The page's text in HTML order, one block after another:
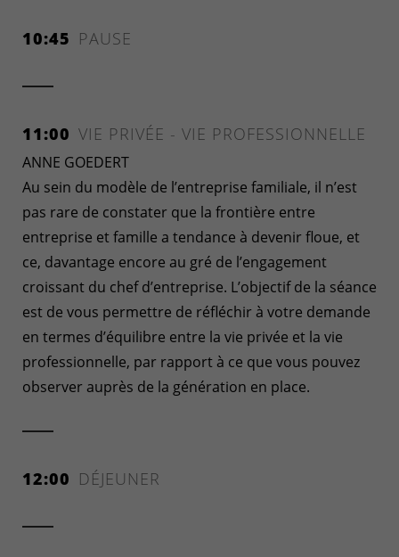
10:45 PAUSE
11:00 VIE PRIVÉE - VIE PROFESSIONNELLE
ANNE GOEDERT
Au sein du modèle de l’entreprise familiale, il n’est
pas rare de constater que la frontière entre
entreprise et famille a tendance à devenir floue, et
ce, davantage encore au gré de l’engagement
croissant du chef d’entreprise. L’objectif de la séance
est de vous permettre de réfléchir à votre demande
en termes d’équilibre entre la vie privée et la vie
professionnelle, par rapport à ce que vous pouvez
observer auprès de la génération en place.
12:00 DÉJEUNER